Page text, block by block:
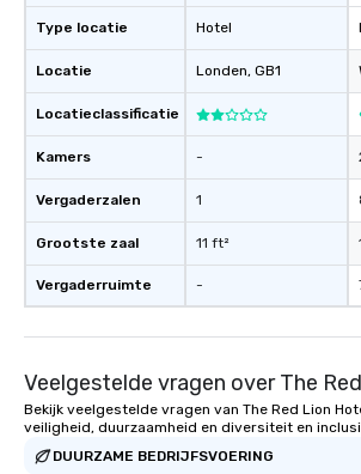
Type locatie
Locatie
Locatieclassificatie
Kamers
Vergaderzalen
Grootste zaal
Vergaderruimte
Hotel
Londen, GB1
-
1
11 ft²
-
Veelgestelde vragen over The
Bekijk veelgestelde vragen van The Red Lion
veiligheid, duurzaamheid en diversiteit en
DUURZAME BEDRIJFSVOERING